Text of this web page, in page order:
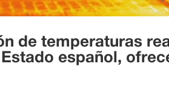
de temperaturas
español,